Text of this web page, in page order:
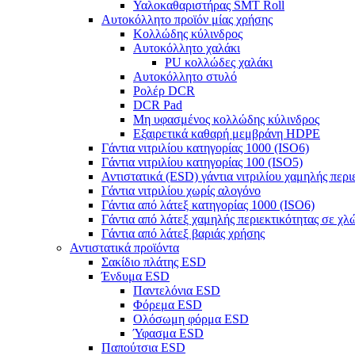
Υαλοκαθαριστήρας SMT Roll
Αυτοκόλλητο προϊόν μίας χρήσης
Κολλώδης κύλινδρος
Αυτοκόλλητο χαλάκι
PU κολλώδες χαλάκι
Αυτοκόλλητο στυλό
Ρολέρ DCR
DCR Pad
Μη υφασμένος κολλώδης κύλινδρος
Εξαιρετικά καθαρή μεμβράνη HDPE
Γάντια νιτριλίου κατηγορίας 1000 (ISO6)
Γάντια νιτριλίου κατηγορίας 100 (ISO5)
Αντιστατικά (ESD) γάντια νιτριλίου χαμηλής
Γάντια νιτριλίου χωρίς αλογόνο
Γάντια από λάτεξ κατηγορίας 1000 (ISO6)
Γάντια από λάτεξ χαμηλής περιεκτικότητας σε
Γάντια από λάτεξ βαριάς χρήσης
Αντιστατικά προϊόντα
Σακίδιο πλάτης ESD
Ένδυμα ESD
Παντελόνια ESD
Φόρεμα ESD
Ολόσωμη φόρμα ESD
Ύφασμα ESD
Παπούτσια ESD